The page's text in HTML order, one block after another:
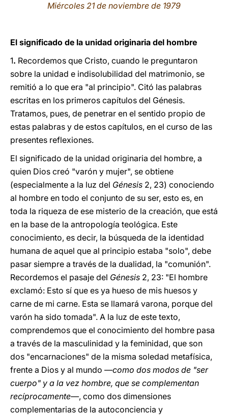
Miércoles 21 de noviembre de 1979
El significado de la unidad originaria del hombre
1. Recordemos que Cristo, cuando le preguntaron
sobre la unidad e indisolubilidad del matrimonio, se
remitió a lo que era "al principio". Citó las palabras
escritas en los primeros capítulos del Génesis.
Tratamos, pues, de penetrar en el sentido propio de
estas palabras y de estos capítulos, en el curso de las
presentes reflexiones.
El significado de la unidad originaria del hombre, a
quien Dios creó "varón y mujer", se obtiene
(especialmente a la luz del Génesis 2, 23) conociendo
al hombre en todo el conjunto de su ser, esto es, en
toda la riqueza de ese misterio de la creación, que está
en la base de la antropología teológica. Este
conocimiento, es decir, la búsqueda de la identidad
humana de aquel que al principio estaba "solo", debe
pasar siempre a través de la dualidad, la "comunión".
Recordemos el pasaje del Génesis 2, 23: "El hombre
exclamó: Esto sí que es ya hueso de mis huesos y
carne de mi carne. Esta se llamará varona, porque del
varón ha sido tomada". A la luz de este texto,
comprendemos que el conocimiento del hombre pasa
a través de la masculinidad y la feminidad, que son
dos "encarnaciones" de la misma soledad metafísica,
frente a Dios y al mundo —como dos modos de "ser
cuerpo" y a la vez hombre, que se complementan
recíprocamente—, como dos dimensiones
complementarias de la autoconciencia y